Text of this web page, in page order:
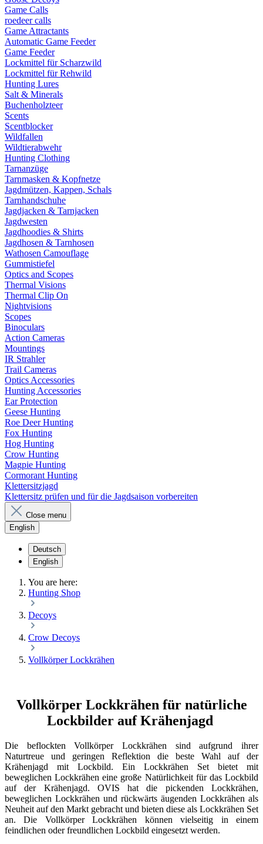
Game Calls
roedeer calls
Game Attractants
Automatic Game Feeder
Game Feeder
Lockmittel für Scharzwild
Lockmittel für Rehwild
Hunting Lures
Salt & Minerals
Buchenholzteer
Scents
Scentblocker
Wildfallen
Wildtierabwehr
Hunting Clothing
Tarnanzüge
Tarnmasken & Kopfnetze
Jagdmützen, Kappen, Schals
Tarnhandschuhe
Jagdjacken & Tarnjacken
Jagdwesten
Jagdhoodies & Shirts
Jagdhosen & Tarnhosen
Wathosen Camouflage
Gummistiefel
Optics and Scopes
Thermal Visions
Thermal Clip On
Nightvisions
Scopes
Binoculars
Action Cameras
Mountings
IR Strahler
Trail Cameras
Optics Accessories
Hunting Accessories
Ear Protection
Geese Hunting
Roe Deer Hunting
Fox Hunting
Hog Hunting
Crow Hunting
Magpie Hunting
Cormorant Hunting
Klettersitzjagd
Klettersitz prüfen und für die Jagdsaison vorbereiten
Close menu
English
Deutsch
English
You are here:
Hunting Shop
Decoys
Crow Decoys
Vollkörper Lockkrähen
Vollkörper Lockkrähen für natürliche
Lockbilder auf Krähenjagd
Die beflockten Vollkörper Lockkrähen sind aufgrund ihrer
Naturtreue und geringen Reflektion die beste Wahl auf der
Krähenjagd mit Lockbild. Ein Lockkrähen Set bietet mit
beweglichen Lockkrähen eine große Natürlichkeit für das Lockbild
auf der Krähenjagd. OVIS hat die pickenden Lockkrähen,
beweglichen Lockkrähen und rückwärts äugenden Lockkrähen als
Neuheit auf den Markt gebracht und bieten diese als Lockkrähen Set
an. Die Vollkörper Lockkrähen können vielseitig in einem
feindlichen oder freundlichen Lockbild eingesetzt werden.